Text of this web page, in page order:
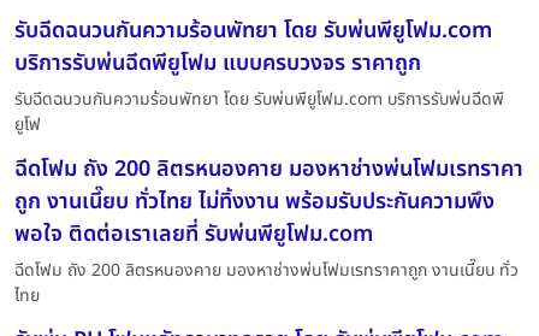
รับฉีดฉนวนกันความร้อนพัทยา โดย รับพ่นพียูโฟม.com
บริการรับพ่นฉีดพียูโฟม แบบครบวงจร ราคาถูก
รับฉีดฉนวนกันความร้อนพัทยา โดย รับพ่นพียูโฟม.com บริการรับพ่นฉีดพี
ยูโฟ
ฉีดโฟม ถัง 200 ลิตรหนองคาย มองหาช่างพ่นโฟมเรทราคา
ถูก งานเนี๊ยบ ทั่วไทย ไม่ทิ้งงาน พร้อมรับประกันความพึง
พอใจ ติดต่อเราเลยที่ รับพ่นพียูโฟม.com
ฉีดโฟม ถัง 200 ลิตรหนองคาย มองหาช่างพ่นโฟมเรทราคาถูก งานเนี๊ยบ ทั่ว
ไทย